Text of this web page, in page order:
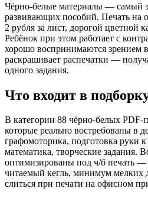
200 узоров
45 упражнений для
Авторские находилки
Английский для малышей
Блокнот интеллект
Большой весенний сборник
Большой ч/б альбом
Внимание и логика
Волшебная математика
Волшебные дорожки
Вырезаем с удовольствием
Вытынанки весна
Вытынанки зима
Вытынанки лето
Вытынанки осень
Чёрно-белые материалы — самый
развивающих пособий. Печать на
2 рубля за лист, дорогой цветной
Ребёнок при этом работает с
хорошо воспринимаются зрением
раскрашивает распечатки —
одного задания.
Что входит в
В категории 88 чёрно-белых PDF-
которые реально востребованы в
графомоторика, подготовка руки
математика, творческие задания.
оптимизированы под ч/б печать —
читаемый кегль, минимум мелких
слиться при печати на офисном